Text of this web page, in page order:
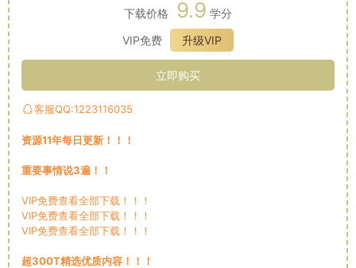
下载价格 9.9 学分
VIP免费
升级VIP
立即购买
客服QQ:1223116035
资源11年每日更新！！！
重要事情说3遍！！
VIP免费查看全部下载！！！
VIP免费查看全部下载！！！
VIP免费查看全部下载！！！
超300T精选优质内容！！！